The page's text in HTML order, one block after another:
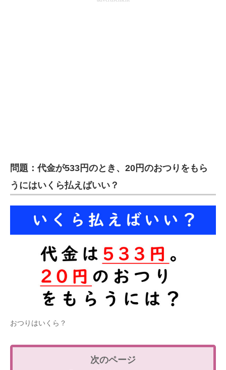
電子設計の基本と応用
エネルギーの専門メディア
建設×テクノロジーの最前線
ちょっと気になるネットの話題
問題：代金が533円のとき、20円のおつりをもら
うにはいくら払えばいい？
おつりはいくら？